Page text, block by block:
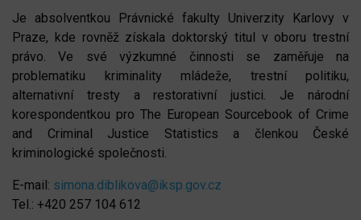
Je absolventkou Právnické fakulty Univerzity Karlovy v
Praze, kde rovněž získala doktorský titul v oboru trestní
právo. Ve své výzkumné činnosti se zaměřuje na
problematiku kriminality mládeže, trestní politiku,
alternativní tresty a restorativní justici. Je národní
korespondentkou pro The European Sourcebook of Crime
and Criminal Justice Statistics a členkou České
kriminologické společnosti.
E-mail: simona.diblikova@iksp.gov.cz
Tel.: +420 257 104 612